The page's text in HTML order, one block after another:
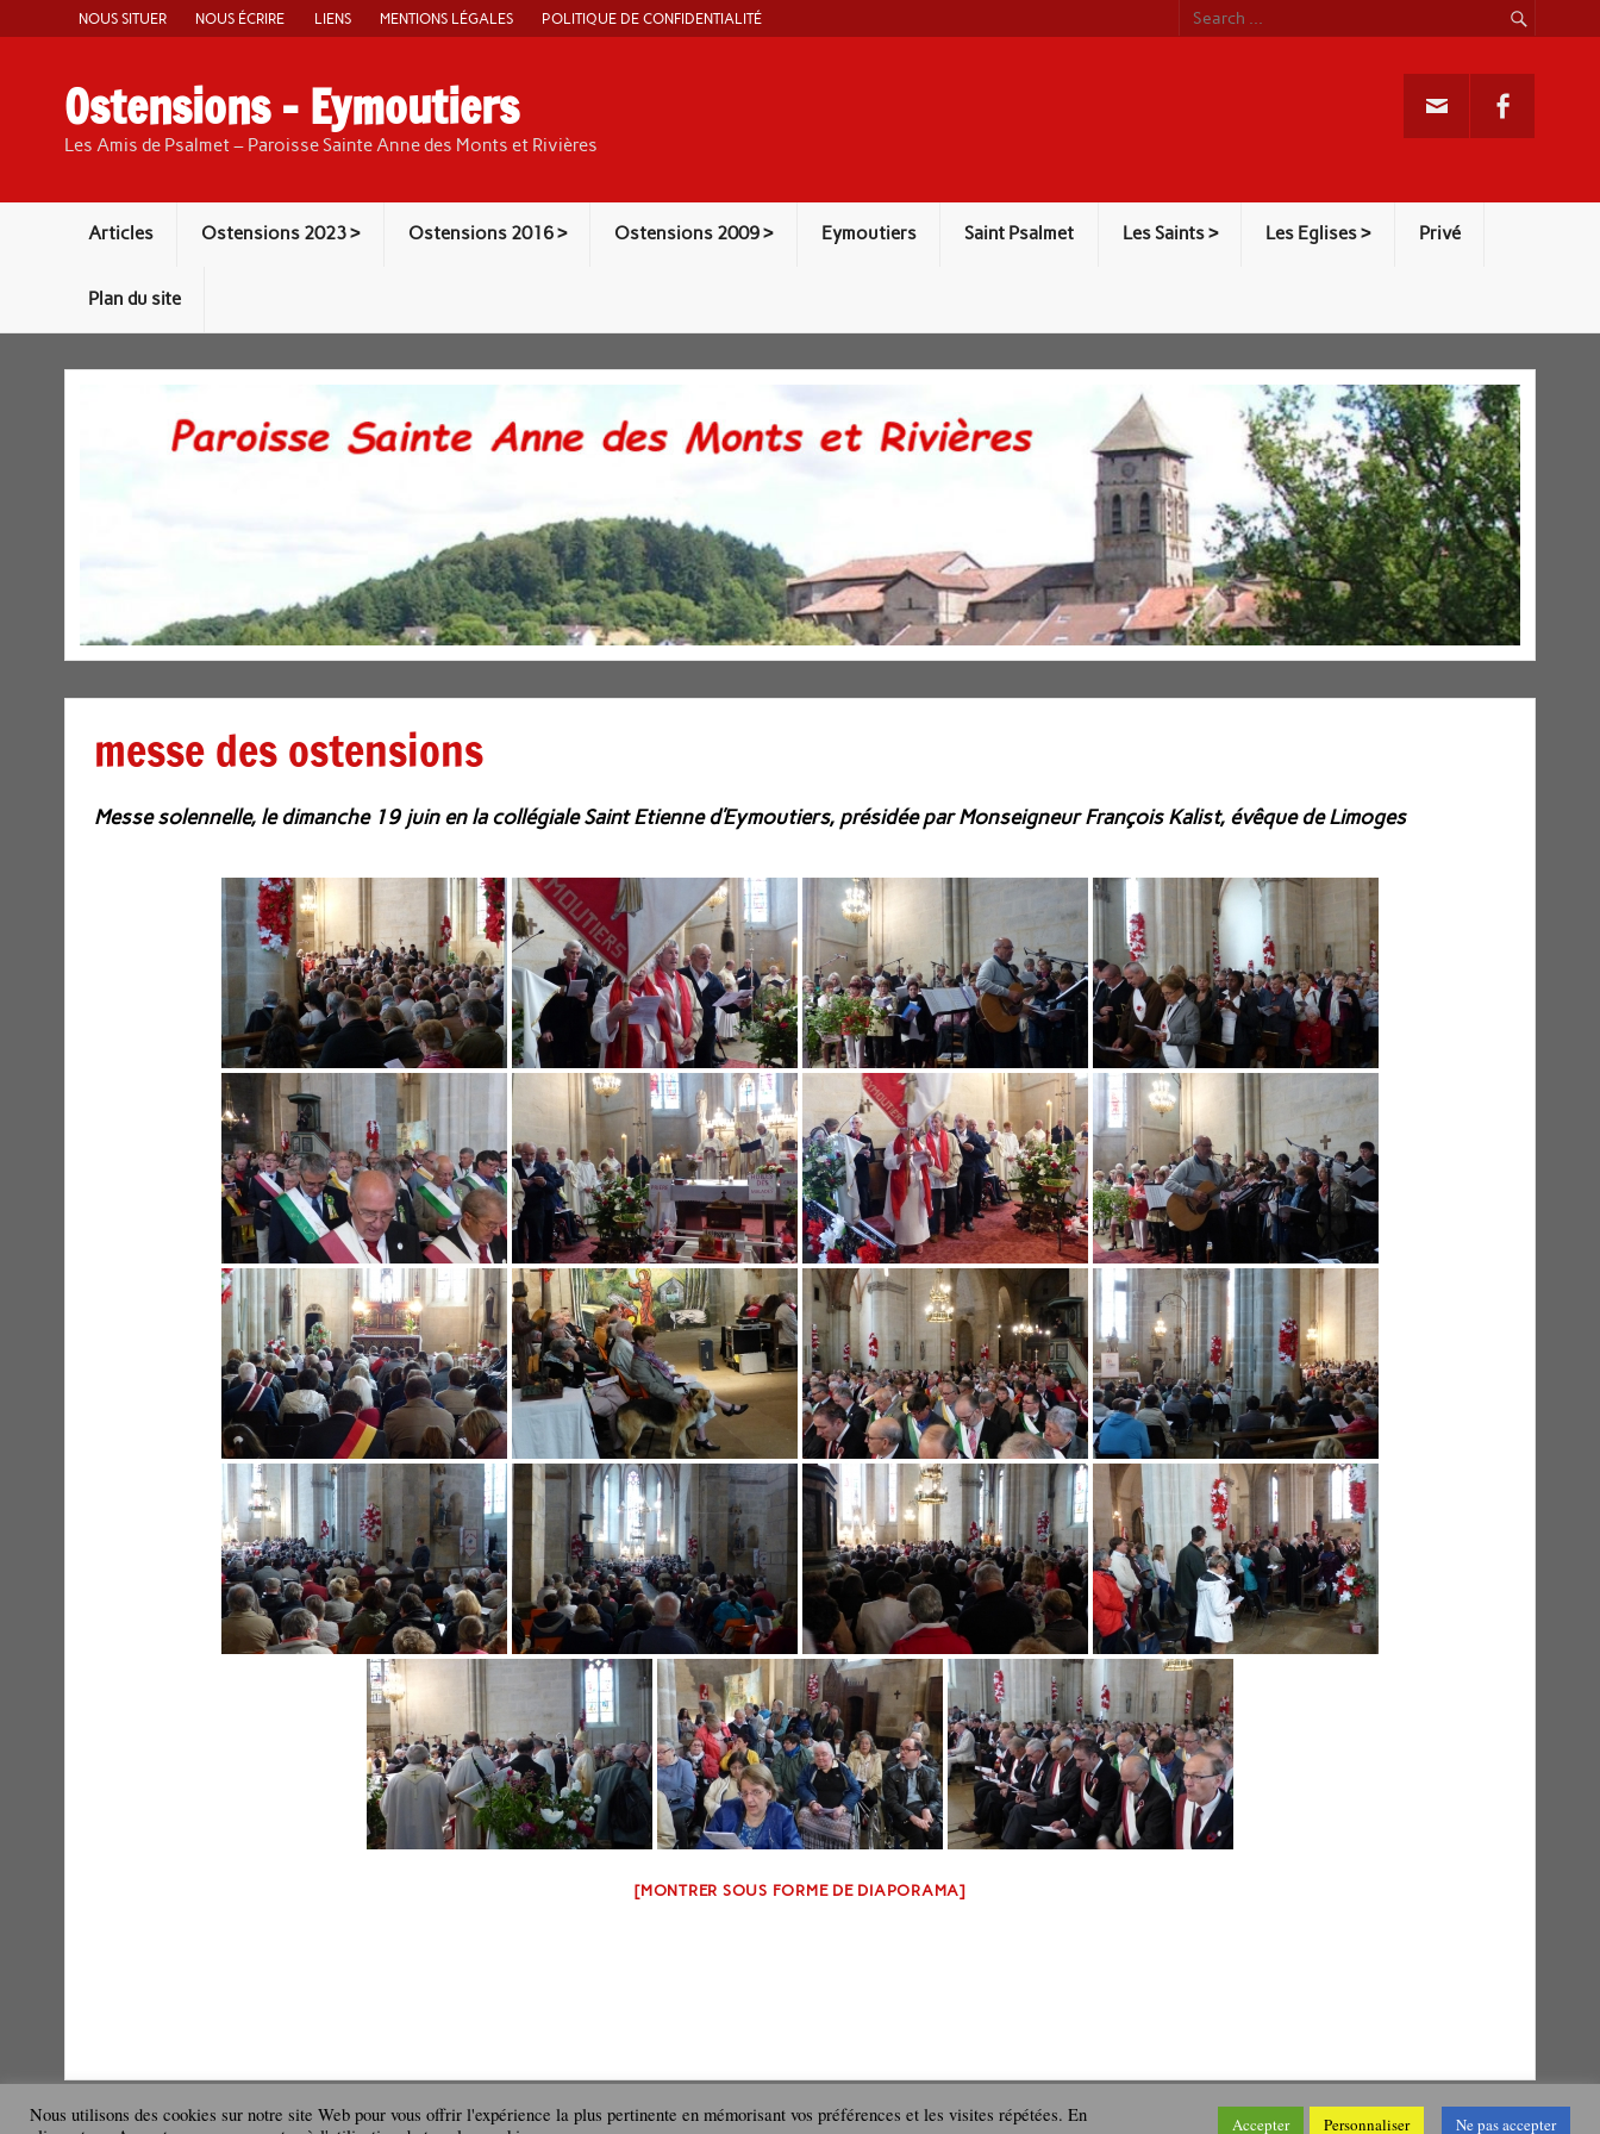
content
NOUS SITUER NOUS ÉCRIRE LIENS MENTIONS LÉGALES POLITIQUE DE CONFIDENTIALITÉ
Ostensions – Eymoutiers
Les Amis de Psalmet – Paroisse Sainte Anne des Monts et Rivières
Articles Ostensions 2023 > Ostensions 2016 > Ostensions 2009 > Eymoutiers Saint Psalmet Les Saints > Les Eglises > Privé
Plan du site
messe des ostensions
Messe solennelle, le dimanche 19 juin en la collégiale Saint Etienne d’Eymoutiers, présidée par Monseigneur François Kalist, évêque de Limoges
[MONTRER SOUS FORME DE DIAPORAMA]
Nous utilisons des cookies sur notre site Web pour vous offrir l'expérience la plus pertinente en mémorisant vos préférences et les visites répétées. En
Accepter Personnaliser Ne pas accepter